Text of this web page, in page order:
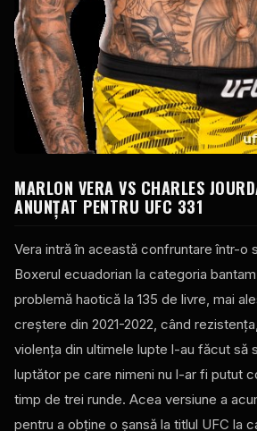
MARLON VERA VS CHARLES
ANUNȚAT PENTRU UFC 331
Vera intră în această confruntare într-o
Boxerul ecuadorian la categoria
problemă haotică la 135 de livre, mai
creștere din 2021-2022, când
violența din ultimele lupte l-au făcut să
luptător pe care nimeni nu l-ar fi putut
timp de trei runde. Acea versiune a
pentru a obține o șansă la titlul UFC la